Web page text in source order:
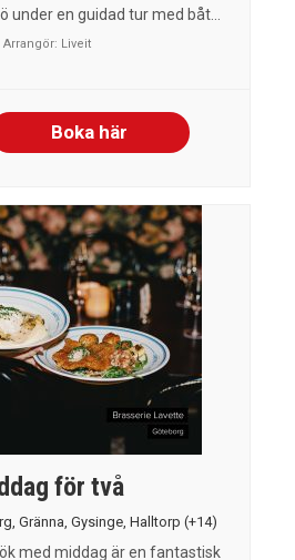
under en guidad tur med båt...
Arrangör: Liveit
Boka här
för två
, Gränna, Gysinge, Halltorp (+14)
med middag är en fantastisk